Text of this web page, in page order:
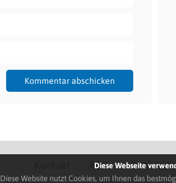
AGBs
Diese Webseite
Diese Website nutzt Cookies, um Ihnen das